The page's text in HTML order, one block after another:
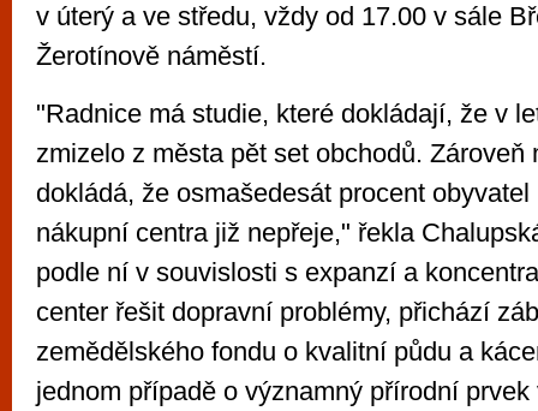
v úterý a ve středu, vždy od 17.00 v sále
Žerotínově náměstí.
"Radnice má studie, které dokládají, že v
zmizelo z města pět set obchodů. Zároveň
dokládá, že osmašedesát procent
nákupní centra již nepřeje," řekla
podle ní v souvislosti s expanzí a
center řešit dopravní problémy, přichází
zemědělského fondu o kvalitní půdu a
jednom případě o významný přírodní